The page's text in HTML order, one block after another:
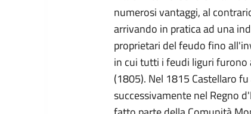
numerosi vantaggi, al
arrivando in pratica ad una
proprietari del feudo fino
in cui tutti i feudi liguri furono
(1805). Nel 1815 Castellaro
successivamente nel Regno